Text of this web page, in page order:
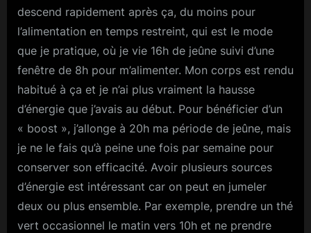
descend rapidement après ça, du moins pour
l’alimentation en temps restreint, qui est le mode
que je pratique, où je vie 16h de jeûne suivi d’une
fenêtre de 8h pour m’alimenter. Mon corps est rendu
habitué à ça et je n’ai plus vraiment la hausse
d’énergie que j’avais au début. Pour bénéficier d’un
« boost », j’allonge à 20h ma période de jeûne, mais
je ne le fais qu’à peine une fois par semaine pour
conserver son efficacité. Avoir plusieurs sources
d’énergie est intéressant car on peut en jumeler
deux ou plus ensemble. Par exemple, prendre un thé
vert occasionnel le matin vers 10h et ne prendre